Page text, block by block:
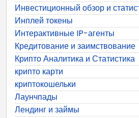
Инвестиционный обзор и
Инплей токены
Интерактивные IP-агенты
Кредитование и заимствование
Крипто Аналитика и Статистика
крипто карти
криптокошельки
Лаунчпады
Лендинг и займы